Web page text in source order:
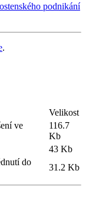
podnikání
.
Velikost
ve
116.7
Kb
43 Kb
do
31.2 Kb